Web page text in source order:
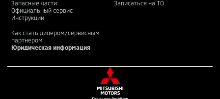
Запасные части
Официальный сервис
Инструкции
Записаться на ТО
Как стать дилером/сервисным
партнером
Юридическая информация